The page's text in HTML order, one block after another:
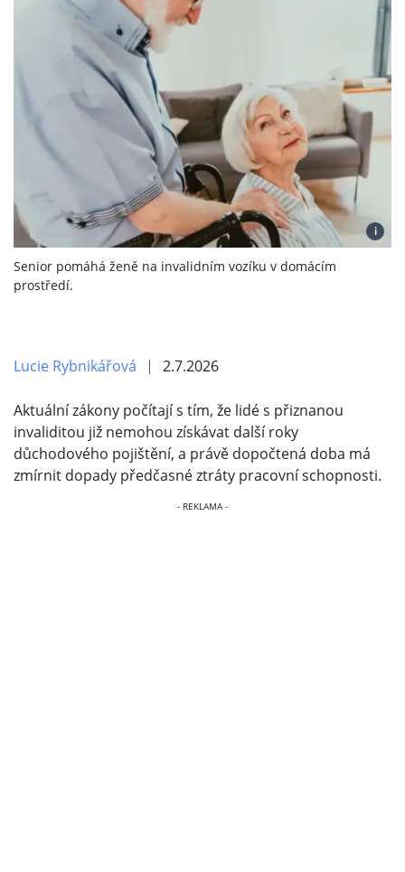
i
Senior pomáhá ženě na invalidním vozíku v domácím
prostředí.
Lucie Rybnikářová 2.7.2026
Aktuální zákony počítají s tím, že lidé s přiznanou
invaliditou již nemohou získávat další roky
důchodového pojištění, a právě dopočtená doba má
zmírnit dopady předčasné ztráty pracovní schopnosti.